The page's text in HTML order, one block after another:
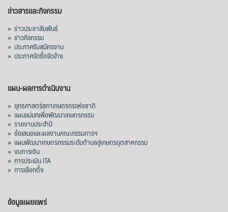
ข่าวสารและกิจกรรม
» ข่าวประชาสัมพันธ์
» ข่าวกิจกรรม
» ประกาศรับสมัครงาน
» ประกาศจัดซื้อจัดจ้าง
แผน-ผลการดำเนินงาน
» ยุทธศาสตร์สภาเกษตรกรแห่งชาติ
» แผนแม่บทเพื่อพัฒนาเกษตรกรรม
» รายงานประจำปี
» ข้อเสนอและผลงานคณะกรรมการฯ
» แผนพัฒนาเกษตรกรรมระดับตำบลสู่เกษตรอุตสาหกรรม
» งบการเงิน
» การประเมิน ITA
» การเลือกตั้ง
ข้อมูลเผยแพร่